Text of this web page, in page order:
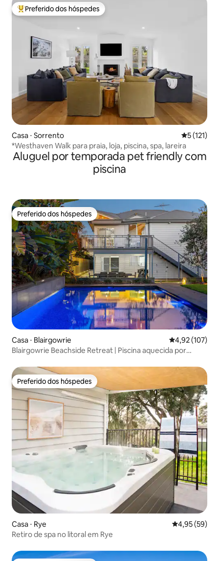
Entre os melhores preferidos dos hóspedes
Preferido dos hóspedes
Casa ⋅ Sorrento 5 de uma
5 (121)
*Westhaven Walk para praia, loja, piscina, spa, lareira
Aluguel por temporada pet friendly com
piscina
Preferido dos hóspedes
Preferido dos hóspedes
Casa ⋅ Blairgowrie 4,92 de uma
4,92 (107)
Blairgowrie Beachside Retreat | Piscina aquecida por
Preferido dos hóspedes
Preferido dos hóspedes
Casa ⋅ Rye 4,95 de uma
4,95 (59)
Retiro de spa no litoral em Rye